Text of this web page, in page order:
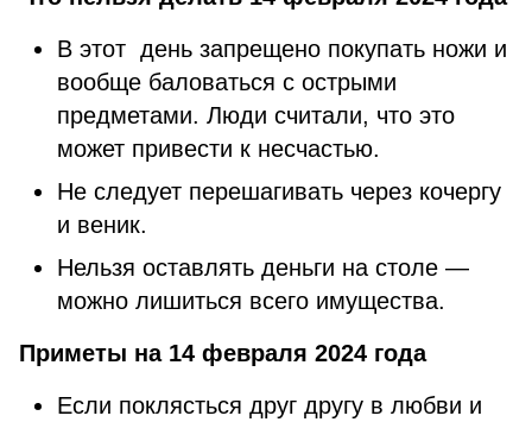
В этот день запрещено покупать ножи и
вообще баловаться с острыми
предметами. Люди считали, что это
может привести к несчастью.
Не следует перешагивать через кочергу
и веник.
Нельзя оставлять деньги на столе —
можно лишиться всего имущества.
Приметы на 14 февраля 2024 года
Если поклясться друг другу в любви и